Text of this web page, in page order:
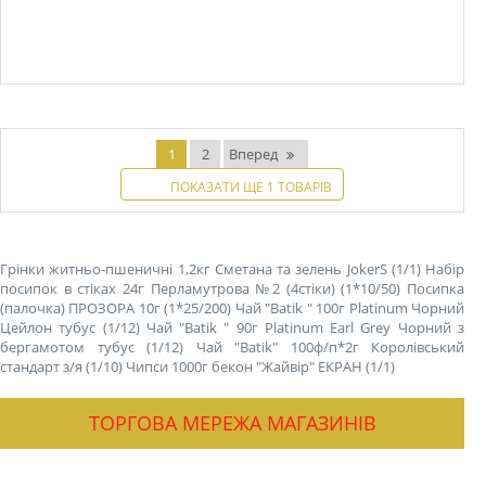
1 2 Вперед
ПОКАЗАТИ ЩЕ 1 ТОВАРІВ
Грінки житньо-пшеничні 1,2кг Сметана та зелень JokerS (1/1) Набір
посипок в стіках 24г Перламутрова №2 (4стіки) (1*10/50) Посипка
(палочка) ПРОЗОРА 10г (1*25/200) Чай "Batik " 100г Platinum Чорний
Цейлон тубус (1/12) Чай "Batik " 90г Platinum Earl Grey Чорний з
бергамотом тубус (1/12)
Чай "Batik" 100ф/п*2г Королівський
стандарт з/я (1/10) Чипси 1000г бекон "Жайвір" ЕКРАН (1/1)
ТОРГОВА МЕРЕЖА МАГАЗИНІВ